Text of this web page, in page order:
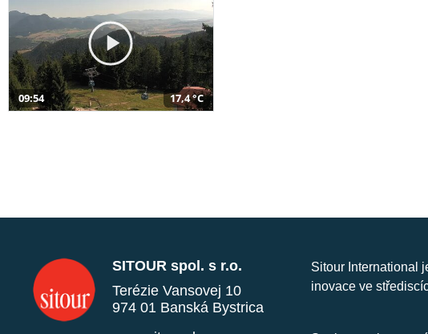
09:54 17,4 °C
SITOUR spol. s r.o.
Terézie Vansovej 10
974 01 Banská Bystrica
Sitour International
inovace ve